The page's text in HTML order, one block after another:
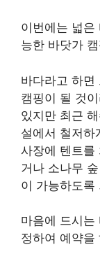
이번에는 넓은
능한 바닷가
바다라고 하면
캠핑이 될 것
있지만 최근
설에서 철저하
사장에 텐트를
거나 소나무
이 가능하도록
마음에 드시는
정하여 예약을